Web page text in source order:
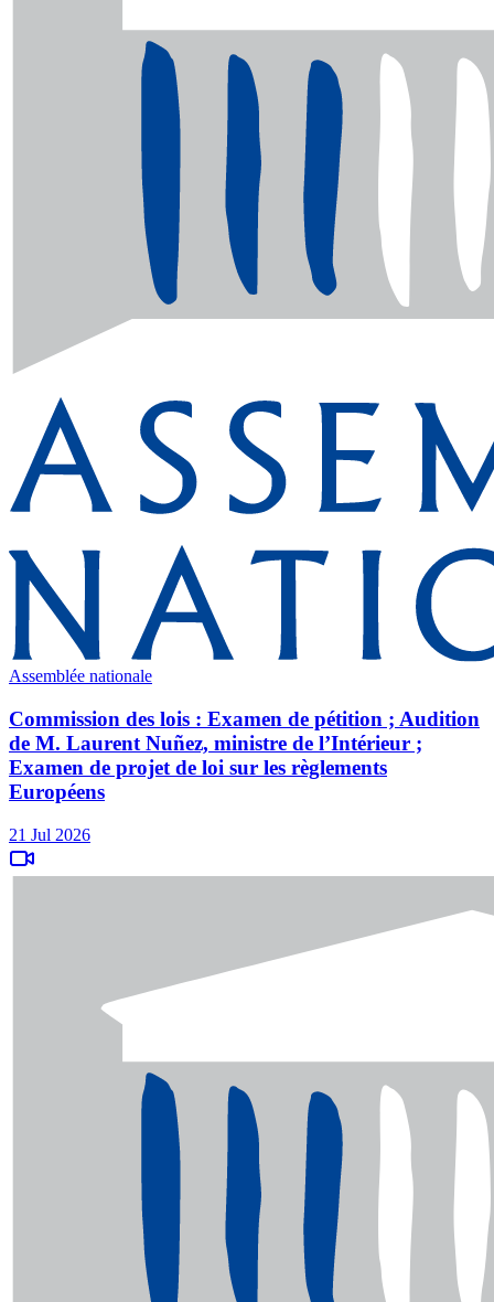
Assemblée nationale
Commission des lois : Examen de pétition ; Audition
de M. Laurent Nuñez, ministre de l’Intérieur ;
Examen de projet de loi sur les règlements
Européens
21 Jul 2026